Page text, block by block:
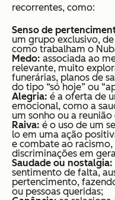
recorrentes, como:
Senso de
um grupo exclusivo,
como trabalham o
Medo: associada ao
relevante, muito
funerárias, planos de
do tipo “só hoje” ou
Alegria: é a oferta de
emocional, como a
um sonho ou a
Raiva: é o uso de um
lo em uma ação
e combate ao
discriminações em
Saudade ou nostalgia:
sentimento de falta,
pertencimento,
ou pessoas queridas;